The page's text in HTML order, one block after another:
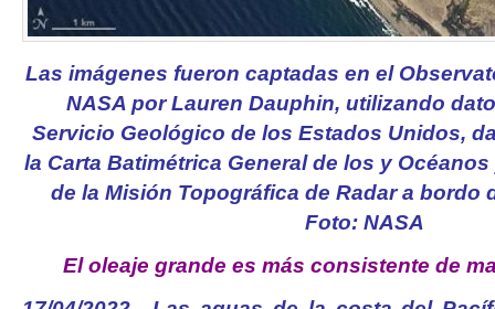
Las imágenes fueron captadas en el
NASA por Lauren Dauphin, utilizando
Servicio Geológico de los Estados Unidos,
la Carta Batimétrica General de los y
de la Misión Topográfica de Radar a bordo
Foto: NASA
El oleaje grande es más consistente de